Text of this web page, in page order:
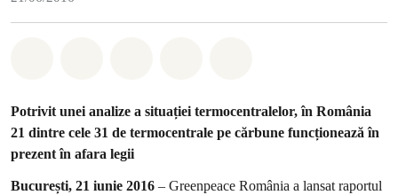
Potrivit unei analize a situației termocentralelor, în România
21 dintre cele 31 de termocentrale pe cărbune funcționează în
prezent în afara legii
București, 21 iunie 2016 – Greenpeace România a lansat raportul